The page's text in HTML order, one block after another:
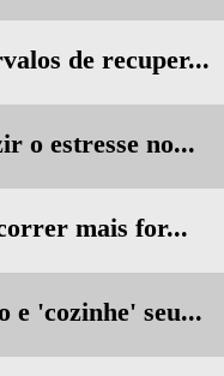
de recuper...
o estresse no...
mais for...
e 'cozinhe' seu...